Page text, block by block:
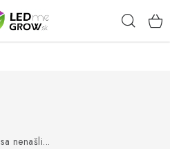
sa nenašli...